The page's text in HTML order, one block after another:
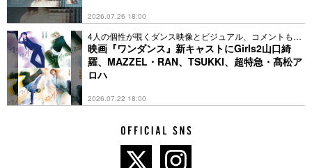
2026.07.26 18:00
4人の個性が覗くダンス映像とビジュアル、コメントも到
着
映画『ワンダンス』新キャストにGirls2山口綺
羅、MAZZEL・RAN、TSUKKI、超特急・髙松ア
ロハ
2026.07.22 18:00